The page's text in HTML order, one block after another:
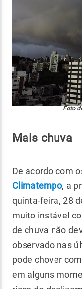
Foto
Mais chuva
De acordo com
Climatempo, a
quinta-feira, 28
muito instável
de chuva não
observado nas
pode chover
em alguns